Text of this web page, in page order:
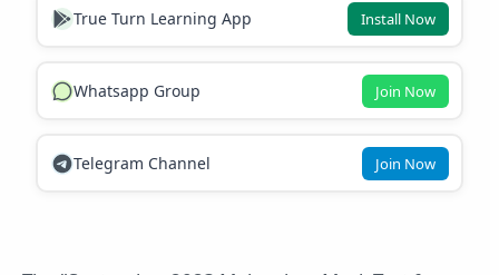
True Turn Learning App Install Now
Whatsapp Group Join Now
Telegram Channel Join Now